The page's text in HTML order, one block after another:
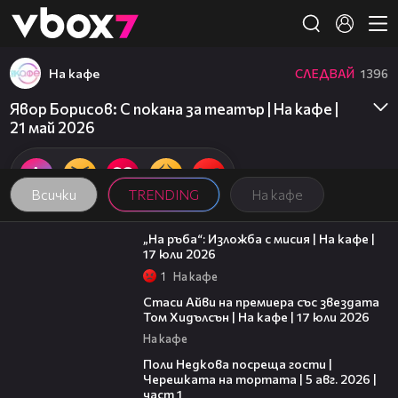
👾
Всички TRENDING На кафе
На кафе СЛЕДВАЙ 1396
Явор Борисов: С покана за театър | На кафе |
21 май 2026
09:09
„На ръба“: Изложба с мисия | На кафе |
17 юли 2026
1 На кафе
Стаси Айви на премиера със звездата
Том Хидълсън | На кафе | 17 юли 2026
На кафе
Поли Недкова посреща гости |
Черешката на тортата | 5 авг. 2026 |
част 1